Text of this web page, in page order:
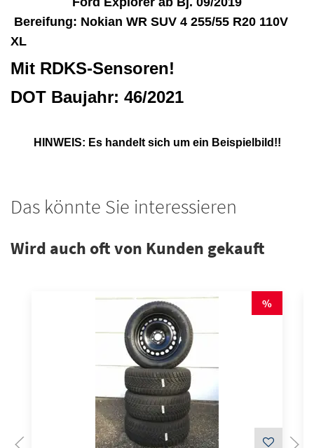
Bereifung: Nokian WR SUV 4 255/55 R20 110V
XL
Mit RDKS-Sensoren!
DOT Baujahr: 46/2021
HINWEIS: Es handelt sich um ein Beispielbild!!
Das könnte Sie interessieren
Wird auch oft von Kunden gekauft
%